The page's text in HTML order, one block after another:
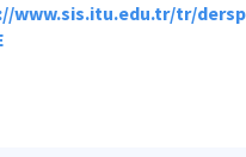
www.sis.itu.edu.tr/tr/